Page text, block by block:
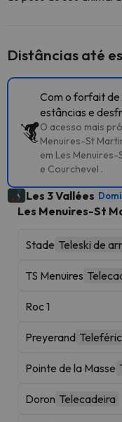
Distâncias até
Com o forfait de
estâncias e
O acesso mais
Menuires-St
em Les
e Courchevel .
Les 3 Vallées
Les Menuires-St
Stade Teleski de
TS Menuires
Roc 1
Preyerand
Pointe de la Masse
Doron Telecadeira